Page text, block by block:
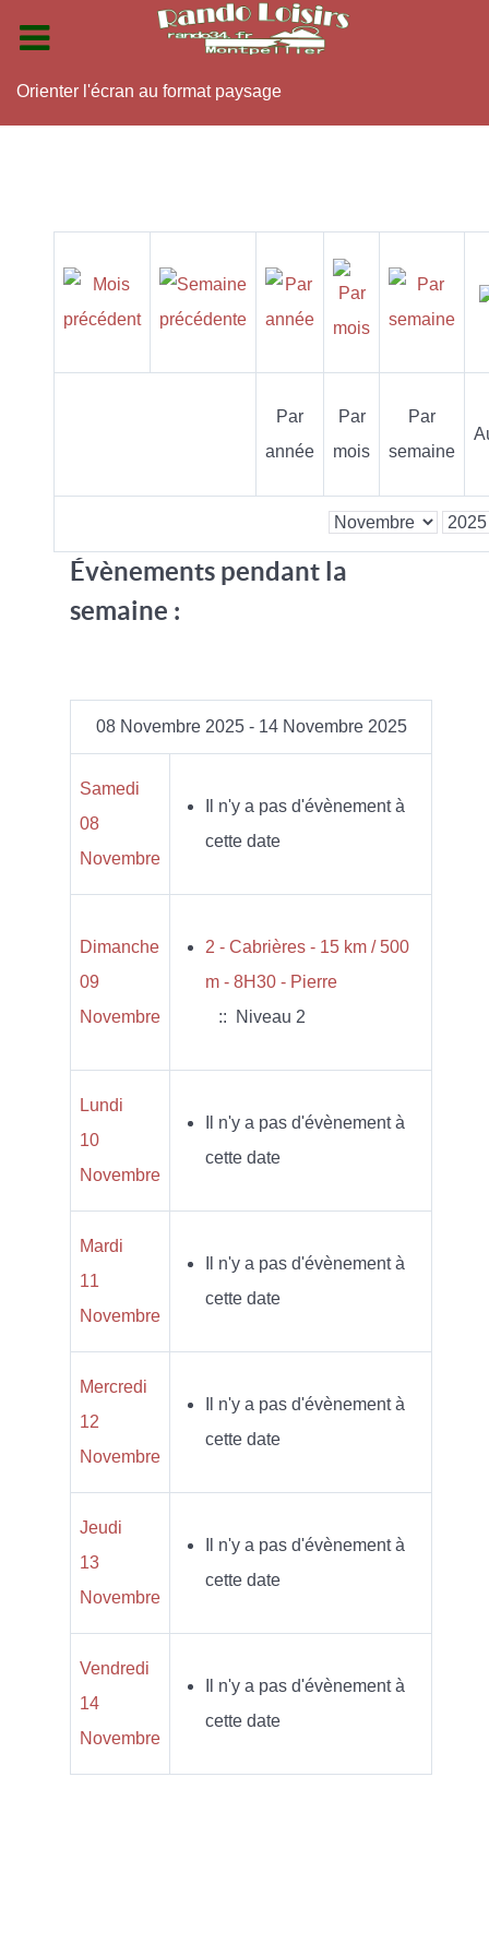
Orienter l'écran au format paysage
Par
année
Par
mois
Par
semaine
Évènements pendant la
semaine :
08 Novembre 2025 - 14 Novembre 2025
Samedi
08
Novembre
Il n'y a pas d'évènement à
cette date
Dimanche
09
Novembre
2 - Cabrières - 15 km / 500
m - 8H30 - Pierre
:: Niveau 2
Lundi
10
Novembre
Il n'y a pas d'évènement à
cette date
Mardi
11
Novembre
Il n'y a pas d'évènement à
cette date
Mercredi
12
Novembre
Il n'y a pas d'évènement à
cette date
Jeudi
13
Novembre
Il n'y a pas d'évènement à
cette date
Vendredi
14
Novembre
Il n'y a pas d'évènement à
cette date